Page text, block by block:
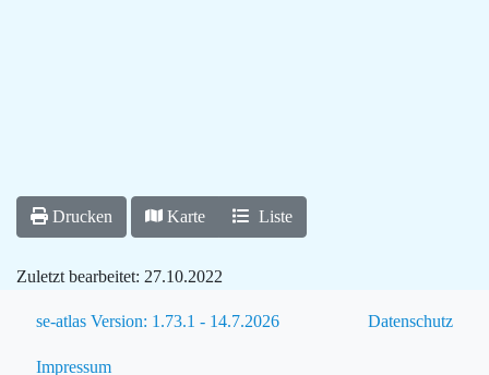
Drucken Karte Liste
Zuletzt bearbeitet: 27.10.2022
se-atlas Version: 1.73.1 - 14.7.2026 Datenschutz
Impressum